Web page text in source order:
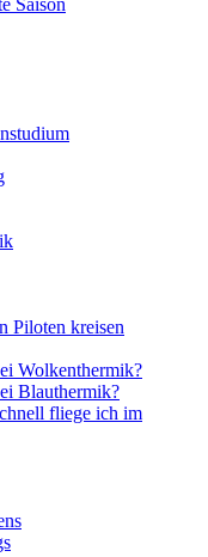
Saison
Piloten kreisen
Wolkenthermik?
Blauthermik?
fliege ich im